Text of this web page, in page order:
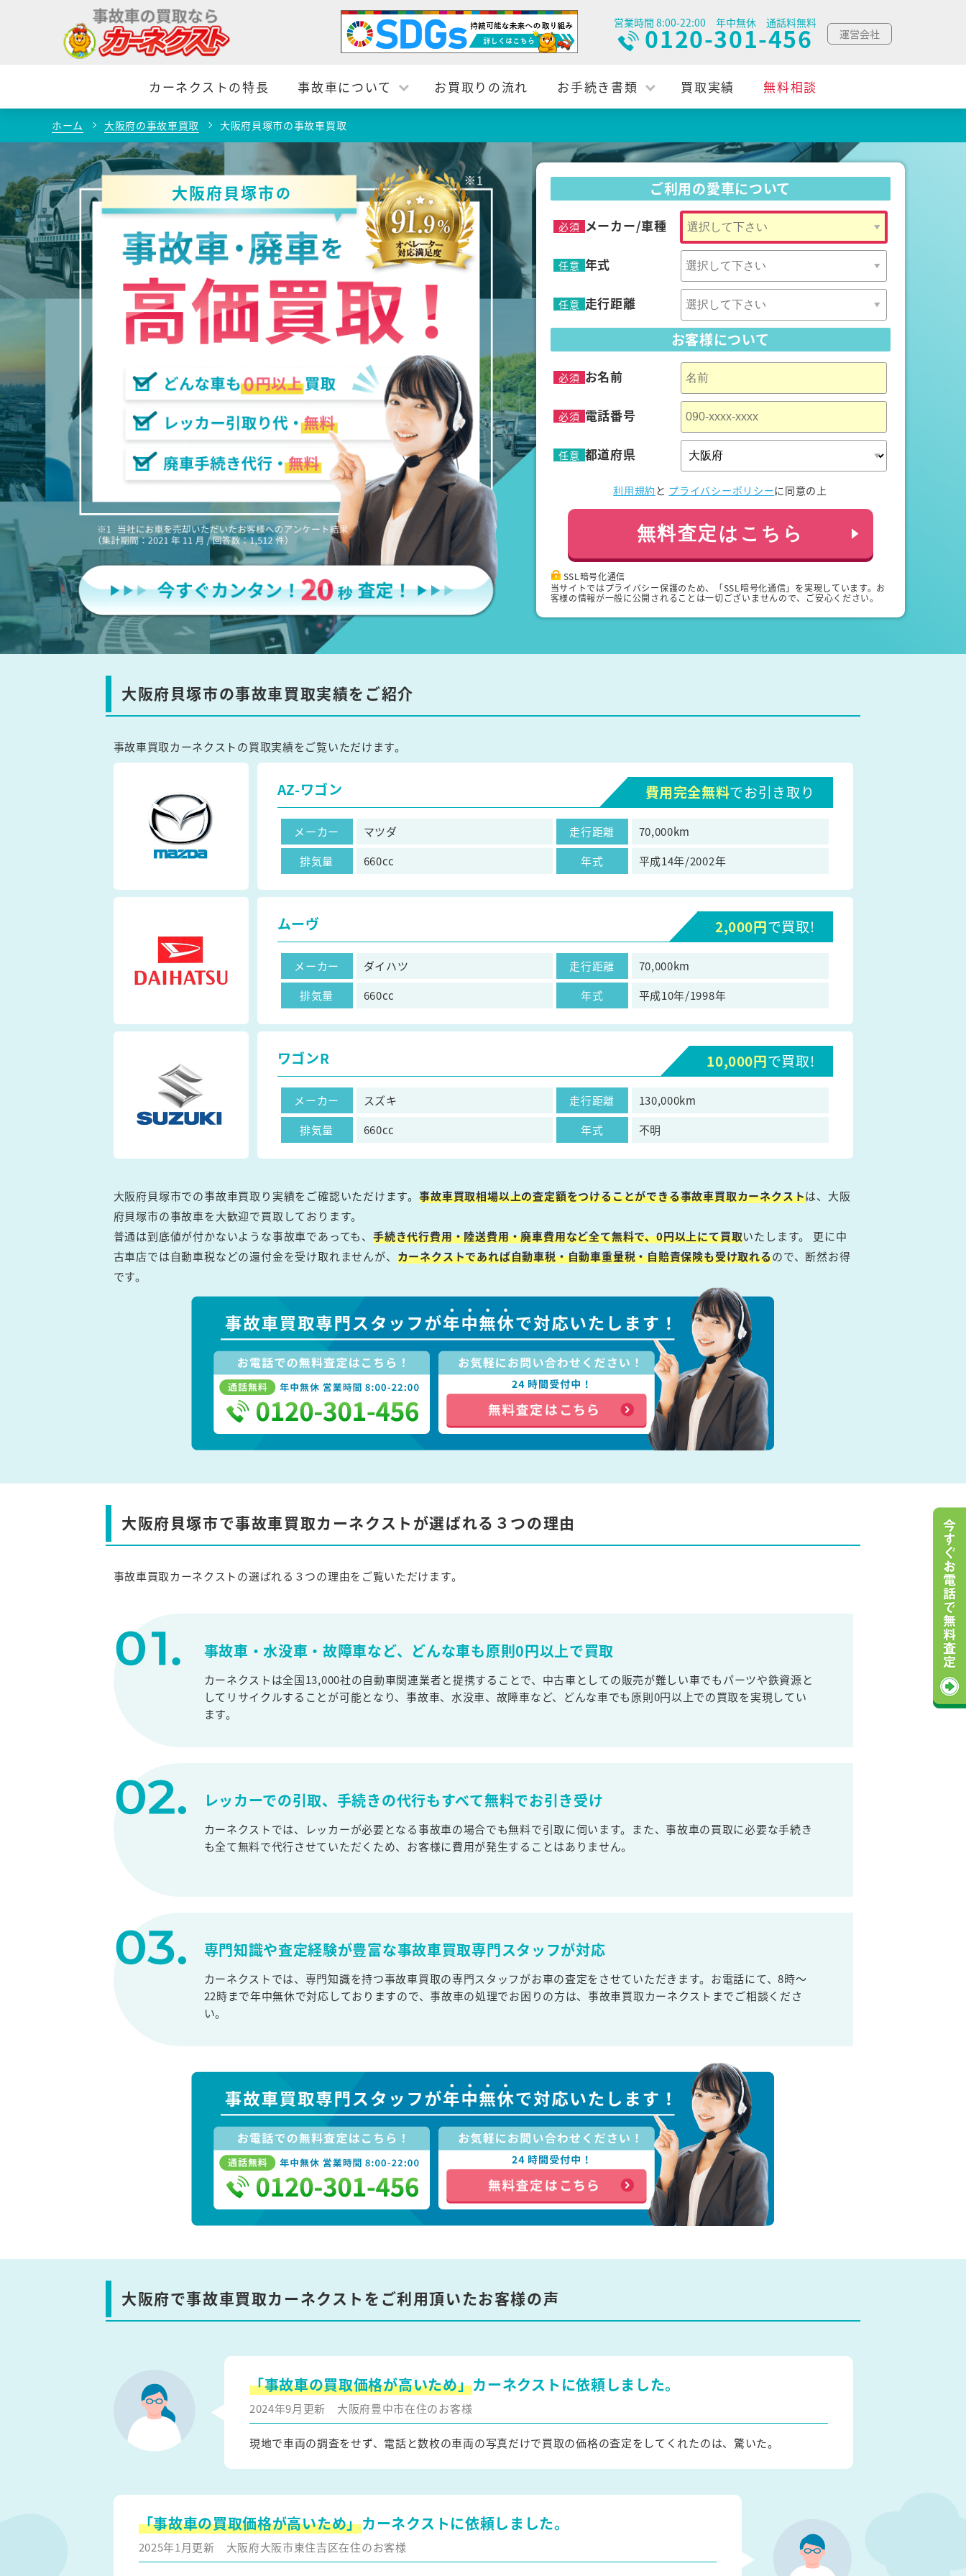
営業時間 8:00-22:00 年中無休 通話料無料
0120-301-456 運営会社
カーネクストの特長 事故車について お買取りの流れ お手続き書類 買取実績 無料相談
ホーム 大阪府の事故車買取 大阪府貝塚市の事故車買取
大阪府貝塚市の ご利用の愛車について
必須 メーカー/車種
任意 年式
任意 走行距離
お客様について
必須 お名前
必須 電話番号
任意 都道府県
利用規約 と プライバシーポリシーに同意の上
無料査定はこちら
SSL暗号化通信
当サイトではプライバシー保護のため、「SSL暗号化通信」を実現しています。お
客様の情報が一般に公開されることは一切ございませんので、ご安心ください。
大阪府貝塚市の事故車買取実績をご紹介
事故車買取カーネクストの買取実績をご覧いただけます。
AZ-ワゴン 費用完全無料でお引き取り
メーカー マツダ 走行距離
70,000km
排気量
660cc 年式 平成14年/2002年
ムーヴ 2,000円で買取!
メーカー ダイハツ 走行距離
70,000km
排気量
660cc 年式 平成10年/1998年
ワゴンR 10,000円で買取!
メーカー スズキ 走行距離
130,000km
排気量
660cc 年式 不明
大阪府貝塚市での事故車買取り実績をご確認いただけます。事故車買取相場以上の査定額をつけることができる事故車買取カーネクストは、大阪
府貝塚市の事故車を大歓迎で買取しております。
普通は到底値が付かないような事故車であっても、 手続き代行費用・陸送費用・廃車費用など全て無料で、0円以上にて買取いたします。 更に中
古車店では自動車税などの還付金を受け取れませんが、 カーネクストであれば自動車税・自動車重量税・自賠責保険も受け取れるので、断然お得
です。
大阪府貝塚市で事故車買取カーネクストが選ばれる３つの理由
事故車買取カーネクストの選ばれる３つの理由をご覧いただけます。
事故車・水没車・故障車など、どんな車も原則0円以上で買取
カーネクストは全国13,000社の自動車関連業者と提携することで、中古車としての販売が難しい車でもパーツや鉄資源と
してリサイクルすることが可能となり、事故車、水没車、故障車など、どんな車でも原則0円以上での買取を実現してい
ます。
レッカーでの引取、手続きの代行もすべて無料でお引き受け
カーネクストでは、レッカーが必要となる事故車の場合でも無料で引取に伺います。また、事故車の買取に必要な手続き
も全て無料で代行させていただくため、お客様に費用が発生することはありません。
専門知識や査定経験が豊富な事故車買取専門スタッフが対応
カーネクストでは、専門知識を持つ事故車買取の専門スタッフがお車の査定をさせていただきます。お電話にて、8時～
22時まで年中無休で対応しておりますので、事故車の処理でお困りの方は、事故車買取カーネクストまでご相談くださ
い。
大阪府で事故車買取カーネクストをご利用頂いたお客様の声
「事故車の買取価格が高いため」カーネクストに依頼しました。
2024年9月更新 大阪府豊中市在住のお客様
現地で車両の調査をせず、電話と数枚の車両の写真だけで買取の価格の査定をしてくれたのは、驚いた。
「事故車の買取価格が高いため」カーネクストに依頼しました。
2025年1月更新 大阪府大阪市東住吉区在住のお客様